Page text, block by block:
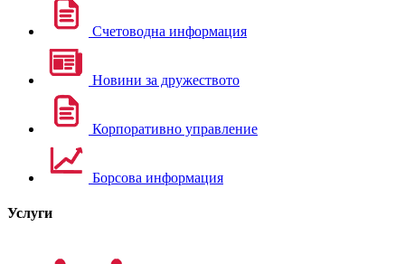
Счетоводна информация
Новини за дружеството
Корпоративно управление
Борсова информация
Услуги